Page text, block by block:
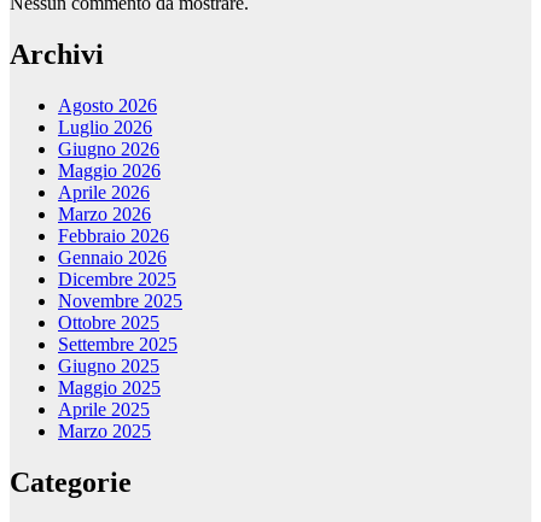
Archivi
Agosto 2026
Luglio 2026
Giugno 2026
Maggio 2026
Aprile 2026
Marzo 2026
Febbraio 2026
Gennaio 2026
Dicembre 2025
Novembre 2025
Ottobre 2025
Settembre 2025
Giugno 2025
Maggio 2025
Aprile 2025
Marzo 2025
Categorie